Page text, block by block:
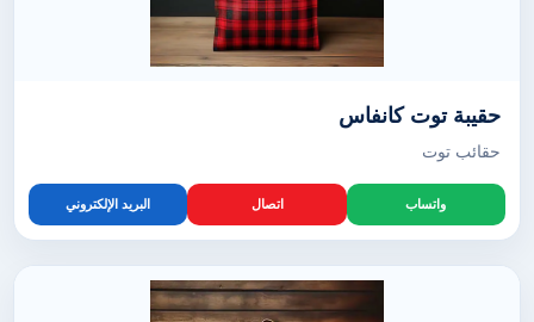
حقيبة توت كانفاس
حقائب توت
واتساب اتصال البريد الإلكتروني